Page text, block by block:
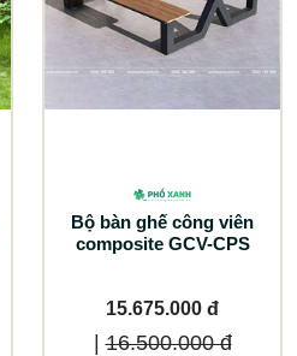
Bộ bàn ghế công viên
composite GCV-CPS
15.675.000 đ
| 16.500.000 đ